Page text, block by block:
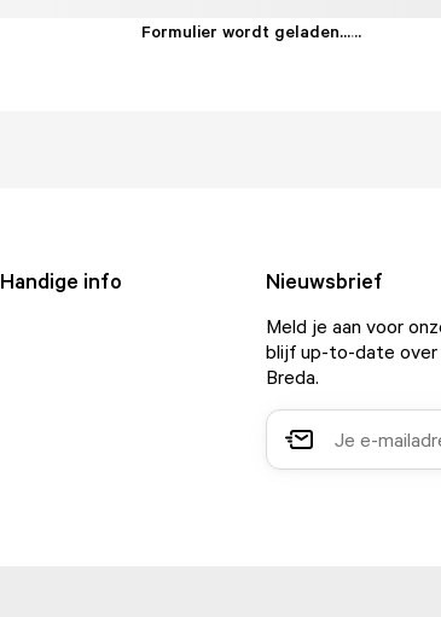
Formulier wordt geladen......
Handige info Nieuwsbrief
Meld je aan voor
blijf up-to-date over
Breda.